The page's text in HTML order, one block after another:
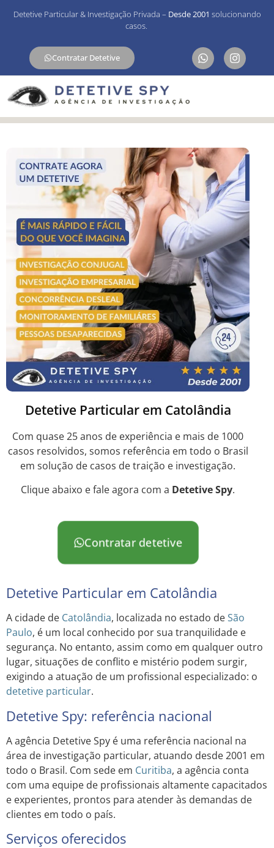
Detetive Particular & Investigação Privada – Desde 2001 solucionando
casos.
Contratar Detetive
Detetive Particular em Catolândia
Com quase 25 anos de experiência e mais de 1000
casos resolvidos, somos referência em todo o Brasil
em solução de casos de traição e investigação.
Clique abaixo e fale agora com a Detetive Spy.
Contratar detetive
Detetive Particular em Catolândia
A cidade de Catolândia, localizada no estado deSão
Paulo, é um local conhecido por sua tranquilidade e
segurança. No entanto, assim como em qualquer outro
lugar, situações de conflito e mistério podem surgir,
exigindo a atuação de um profissional especializado: o
detetive particular.
Detetive Spy: referência nacional
A agência Detetive Spy é uma referência nacional na
área de investigação particular, atuando desde 2001 em
todo o Brasil. Com sede em Curitiba, a agência conta
com uma equipe de profissionais altamente capacitados
e experientes, prontos para atender às demandas de
clientes em todo o país.
Serviços oferecidos